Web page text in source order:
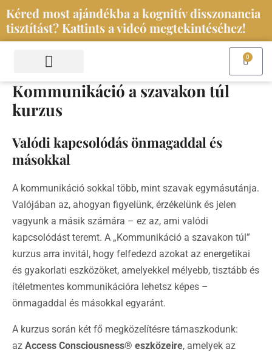
Skip
to
content
Kéred most ajándékba a kognitív disszonancia
tisztítást? Kattints a videó megtekintéséhez!
0
Kosár
Kommunikáció a szavakon túl
kurzus
Valódi kapcsolódás önmagaddal és
másokkal
A kommunikáció sokkal több, mint szavak egymásutánja.
Valójában az, ahogyan figyelünk, érzékelünk és jelen
vagyunk a másik számára – ez az, ami valódi
kapcsolódást teremt. A „Kommunikáció a szavakon túl”
kurzus arra invitál, hogy felfedezd azokat az energetikai
és gyakorlati eszközöket, amelyekkel mélyebb, tisztább és
ítéletmentes kommunikációra lehetsz képes –
önmagaddal és másokkal egyaránt.
A kurzus során két fő megközelítésre támaszkodunk:
az Access Consciousness® eszközeire, amelyek az